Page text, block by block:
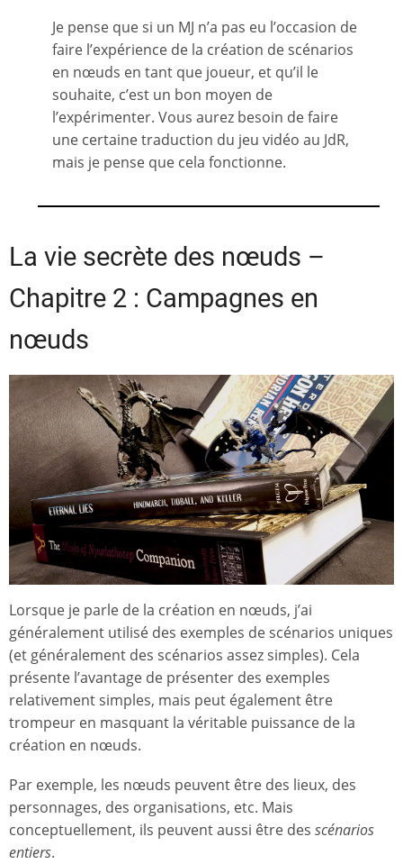
Je pense que si un MJ n’a pas eu l’occasion de
faire l’expérience de la création de scénarios
en nœuds en tant que joueur, et qu’il le
souhaite, c’est un bon moyen de
l’expérimenter. Vous aurez besoin de faire
une certaine traduction du jeu vidéo au JdR,
mais je pense que cela fonctionne.
La vie secrète des nœuds –
Chapitre 2 : Campagnes en
nœuds
Lorsque je parle de la création en nœuds, j’ai
généralement utilisé des exemples de scénarios uniques
(et généralement des scénarios assez simples). Cela
présente l’avantage de présenter des exemples
relativement simples, mais peut également être
trompeur en masquant la véritable puissance de la
création en nœuds.
Par exemple, les nœuds peuvent être des lieux, des
personnages, des organisations, etc. Mais
conceptuellement, ils peuvent aussi être des scénarios
entiers.